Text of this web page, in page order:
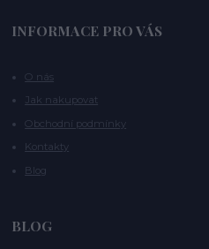
INFORMACE PRO VÁS
O nás
Jak nakupovat
Obchodní podmínky
Kontakty
Blog
BLOG